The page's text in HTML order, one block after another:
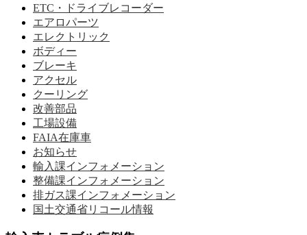
ETC・ドライブレコーダー
エアロパーツ
エレクトリック
ボディー
ブレーキ
アクセル
クーリング
改善部品
工場設備
FAIA在庫車
お知らせ
輸入課インフォメーション
整備課インフォメーション
排ガス課インフォメーション
国土交通省リコール情報